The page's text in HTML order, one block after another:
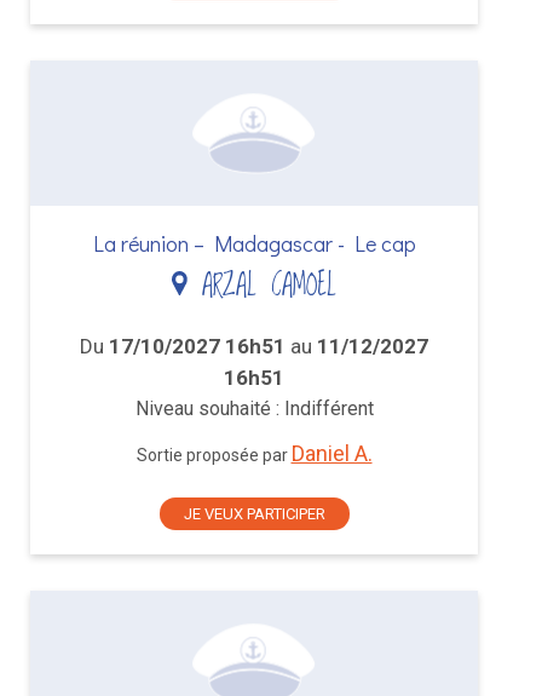
La réunion – Madagascar - Le cap
ARZAL CAMOEL
Du 17/10/2027 16h51 au 11/12/2027
16h51
Niveau souhaité : Indifférent
Sortie proposée par Daniel A.
JE VEUX PARTICIPER